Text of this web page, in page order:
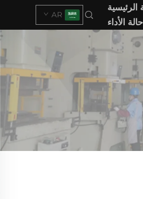
الرئيسية
حالة الأداء
AR